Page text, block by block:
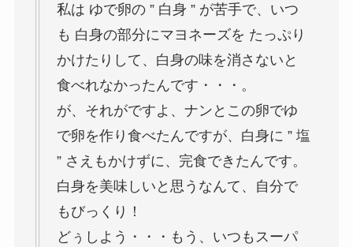
私は ゆで卵の ” 白身 ” が苦手で、いつ
も 白身の部分にマヨネーズを たっぷり
かけたりして、白身の味を消さないと
食べれなかったんです・・・。
が、それがですよ、ナンとこの卵でゆ
で卵を作り食べたんですが、白身に ” 塩
” さえもかけずに、完食できたんです。
白身を美味しいと思うなんて、自分で
もびっくり！
どぅしよう・・・もう、いつもスーパ